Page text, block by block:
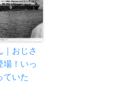
｜おじさ
場！いっ
ていた